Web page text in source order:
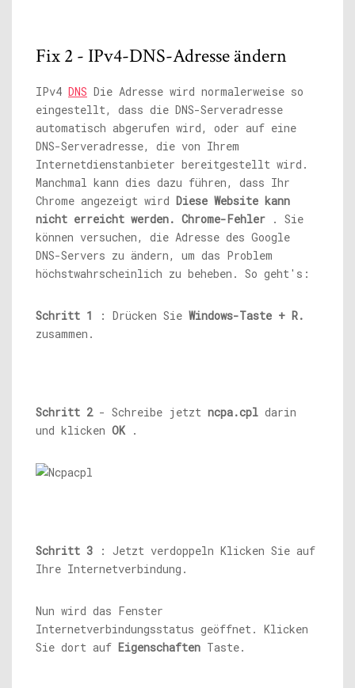
Fix 2 - IPv4-DNS-Adresse ändern
IPv4 DNS Die Adresse wird normalerweise so
eingestellt, dass die DNS-Serveradresse
automatisch abgerufen wird, oder auf eine
DNS-Serveradresse, die von Ihrem
Internetdienstanbieter bereitgestellt wird.
Manchmal kann dies dazu führen, dass Ihr
Chrome angezeigt wird Diese Website kann
nicht erreicht werden. Chrome-Fehler . Sie
können versuchen, die Adresse des Google
DNS-Servers zu ändern, um das Problem
höchstwahrscheinlich zu beheben. So geht's:
Schritt 1 : Drücken Sie Windows-Taste + R.
zusammen.
Schritt 2- Schreibe jetzt ncpa.cpl darin
und klicken OK.
Schritt 3 : Jetzt verdoppeln Klicken Sie auf
Ihre Internetverbindung.
Nun wird das Fenster
Internetverbindungsstatus geöffnet. Klicken
Sie dort auf Eigenschaften Taste.